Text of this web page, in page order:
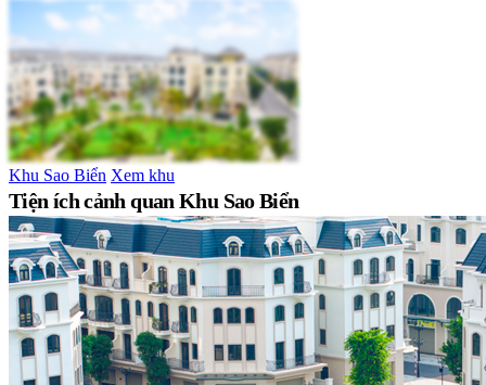
Khu Sao Biển Xem khu
Tiện ích cảnh quan Khu Sao Biển